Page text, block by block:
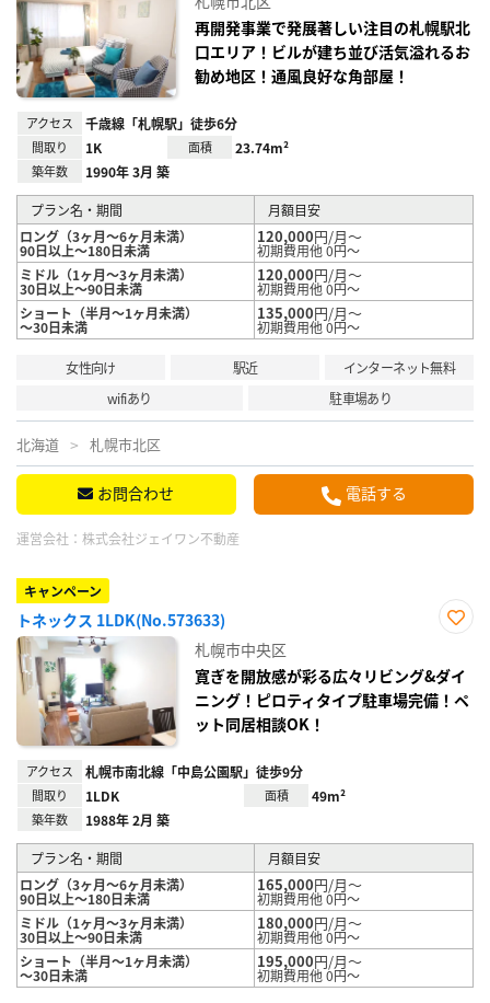
り登
録
再開発事業で発展著しい注目の札幌駅北
口エリア！ビルが建ち並び活気溢れるお
勧め地区！通風良好な角部屋！
アクセス 千歳線「札幌駅」徒歩6分
間取り 1K 面積 23.74m²
築年数 1990年 3月 築
プラン名・期間
月額目安
ロング（3ヶ月～6ヶ月未満）
90日以上～180日未満
120,000円/月～
初期費用他 0円～
ミドル（1ヶ月～3ヶ月未満）
30日以上～90日未満
120,000円/月～
初期費用他 0円～
ショート（半月～1ヶ月未満）
～30日未満
135,000円/月～
初期費用他 0円～
女性向け 駅近
インターネット無料
wifiあり
駐車場あり
北海道 札幌市北区
お問合わせ 電話する
運営会社： 株式会社ジェイワン不動産
キャンペーン
トネックス 1LDK(No.573633)
り登
録
札幌市中央区
寛ぎを開放感が彩る広々リビング&ダイ
ニング！ピロティタイプ駐車場完備！ペ
ット同居相談OK！
アクセス 札幌市南北線「中島公園駅」徒歩9分
間取り 1LDK 面積 49m²
築年数 1988年 2月 築
プラン名・期間
月額目安
ロング（3ヶ月～6ヶ月未満）
90日以上～180日未満
165,000円/月～
初期費用他 0円～
ミドル（1ヶ月～3ヶ月未満）
30日以上～90日未満
180,000円/月～
初期費用他 0円～
ショート（半月～1ヶ月未満）
～30日未満
195,000円/月～
初期費用他 0円～